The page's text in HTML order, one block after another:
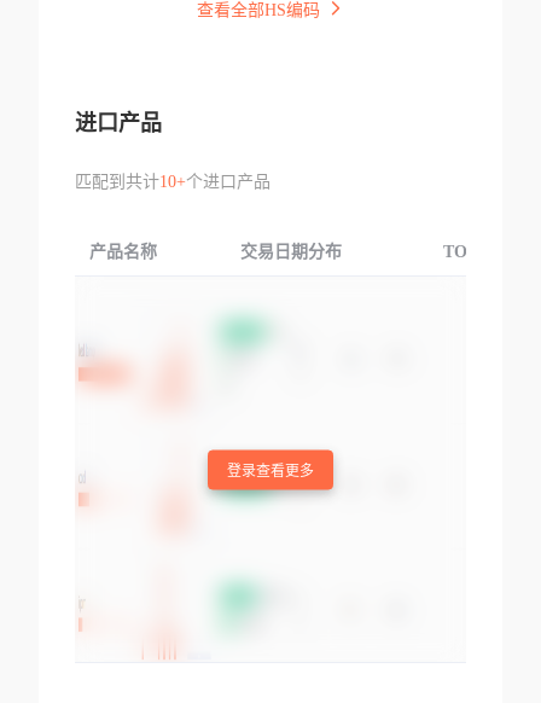
查看全部HS编码
进口产品
匹配到共计10+个进口产品
产品名称 交易日期分布 TOP3交易国
登录查看更多